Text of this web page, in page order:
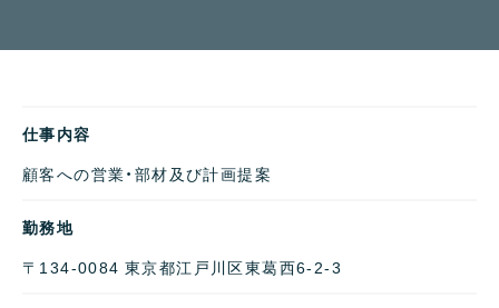
仕事内容
顧客への営業・部材及び計画提案
勤務地
〒134-0084 東京都江戸川区東葛西6-2-3